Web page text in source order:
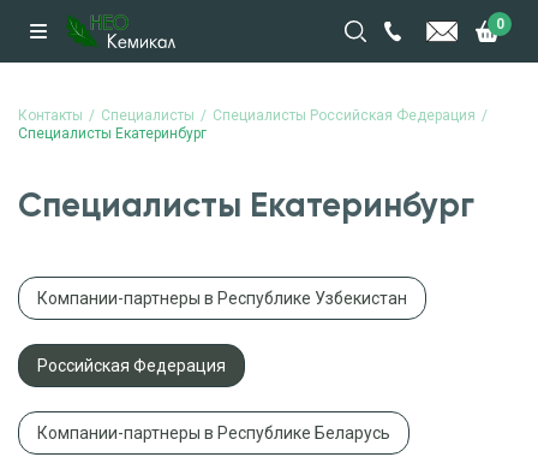
0
Контакты Специалисты
Специалисты Российская Федерация
Специалисты Екатеринбург
Специалисты Екатеринбург
Компании-партнеры в Республике Узбекистан
Российская Федерация
Компании-партнеры в Республике Беларусь